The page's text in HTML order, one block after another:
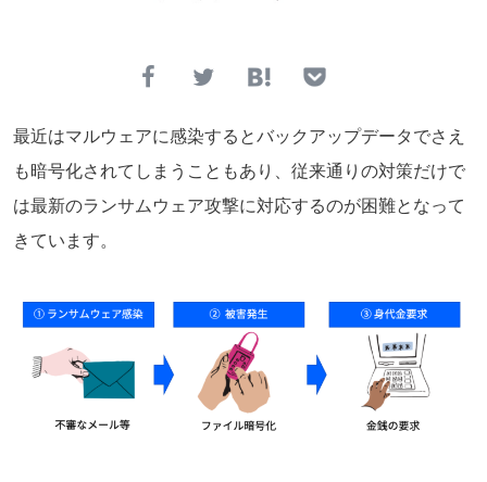
最近はマルウェアに感染するとバックアップデータでさえ
も暗号化されてしまうこともあり、従来通りの対策だけで
は最新のランサムウェア攻撃に対応するのが困難となって
きています。